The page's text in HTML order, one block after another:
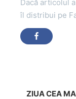
Dacă articolul
îl distribui pe
ZIUA CEA